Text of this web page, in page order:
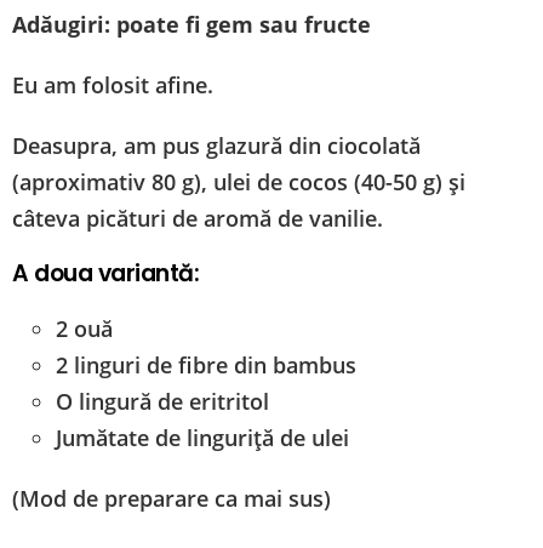
Adăugiri: poate fi gem sau fructe
Eu am folosit afine.
Deasupra, am pus glazură din ciocolată
(aproximativ 80 g), ulei de cocos (40-50 g) și
câteva picături de aromă de vanilie.
A doua variantă:
2 ouă
2 linguri de fibre din bambus
O lingură de eritritol
Jumătate de linguriță de ulei
(Mod de preparare ca mai sus)